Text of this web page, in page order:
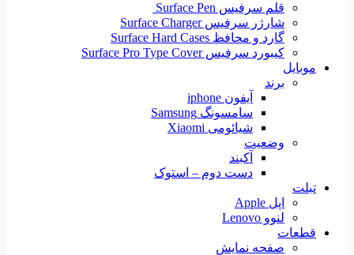
قلم سرفیس Surface Pen
شارژر سرفیس Surface Charger
گارد و محافظ Surface Hard Cases
کیبورد سرفیس Surface Pro Type Cover
موبایل
برند
آیفون iphone
سامسونگ Samsung
شیائومی Xiaomi
وضعیت
آکبند
دست دوم – استوک
تبلت
اپل Apple
لنوو Lenovo
قطعات
صفحه نمایش